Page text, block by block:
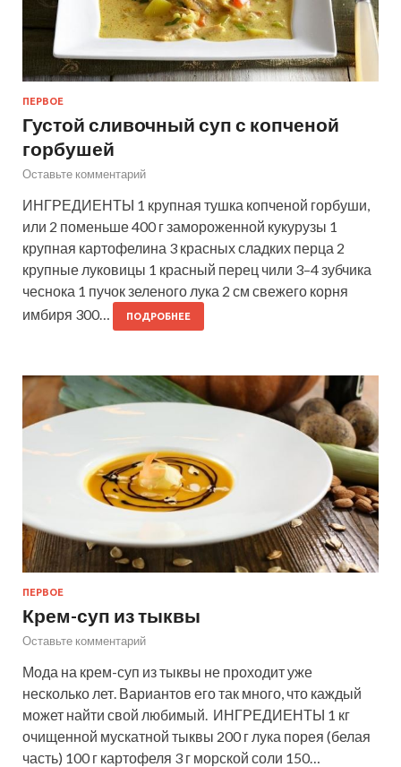
ПЕРВОЕ
Густой сливочный суп с копченой
горбушей
Оставьте комментарий
ИНГРЕДИЕНТЫ 1 крупная тушка копченой горбуши,
или 2 поменьше 400 г замороженной кукурузы 1
крупная картофелина 3 красных сладких перца 2
крупные луковицы 1 красный перец чили 3–4 зубчика
чеснока 1 пучок зеленого лука 2 см свежего корня
имбиря 300…
ПОДРОБНЕЕ
ПЕРВОЕ
Крем-суп из тыквы
Оставьте комментарий
Мода на крем-суп из тыквы не проходит уже
несколько лет. Вариантов его так много, что каждый
может найти свой любимый. ИНГРЕДИЕНТЫ 1 кг
очищенной мускатной тыквы 200 г лука порея (белая
часть) 100 г картофеля 3 г морской соли 150…